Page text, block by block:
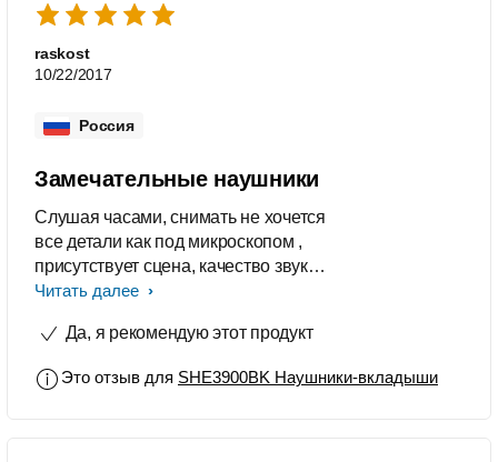
raskost
10/22/2017
Россия
Замечательные наушники
Слушая часами, снимать не хочется
все детали как под микроскопом ,
присутствует сцена, качество звука
за такую цену на 5+. Не заметны
уровнях громкости. Слышны
С Ipod ом сочетается на 5+, звук
Читать далее
Да, я рекомендую этот продукт
Это отзыв для SHE3900BK Наушники-вкладыши